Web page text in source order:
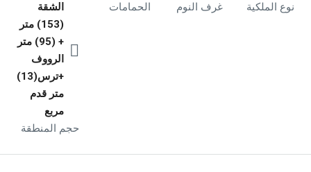
نوع الملكية
غرف النوم
الحمامات
الشقة
(153) متر
+ (95) متر
الرووف
+ترس(13)
متر قدم
مربع
حجم المنطقة